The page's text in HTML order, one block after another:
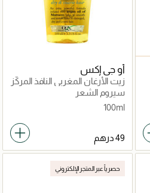
أو جي إكس
زيت الأرغان المغربي النافذ المركّز
سيروم الشعر
100ml
حصرياً عبر المتجر الإلكتروني